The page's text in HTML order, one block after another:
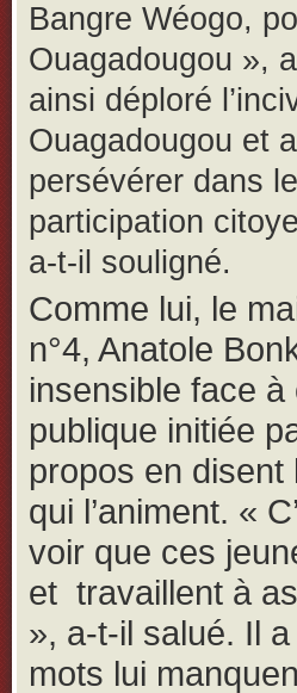
Bangre Wéogo,
Ouagadougou »,
ainsi déploré
Ouagadougou et
persévérer dans
participation
a-t-il souligné.
Comme lui, le
n°4, Anatole
insensible face
publique initiée
propos en
qui l’animent. «
voir que ces
et travaillent à
», a-t-il salué. Il
mots lui